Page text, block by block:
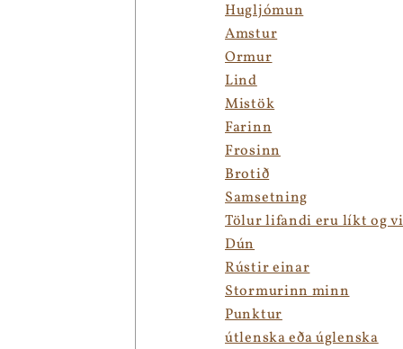
Hugljómun
Amstur
Ormur
Lind
Mistök
Farinn
Frosinn
Brotið
Samsetning
Tölur lifandi eru líkt og
Dún
Rústir einar
Stormurinn minn
Punktur
útlenska eða úglenska